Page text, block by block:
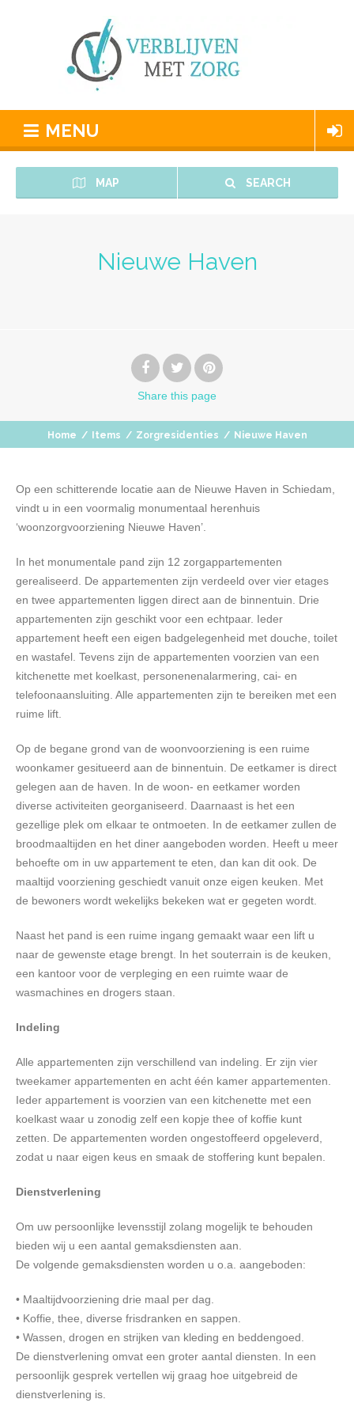
MENU
MAP SEARCH
Nieuwe Haven
Share this page
Home / Items / Zorgresidenties / Nieuwe Haven
Op een schitterende locatie aan de Nieuwe Haven in Schiedam,
vindt u in een voormalig monumentaal herenhuis
‘woonzorgvoorziening Nieuwe Haven’.
In het monumentale pand zijn 12 zorgappartementen
gerealiseerd. De appartementen zijn verdeeld over vier etages
en twee appartementen liggen direct aan de binnentuin. Drie
appartementen zijn geschikt voor een echtpaar. Ieder
appartement heeft een eigen badgelegenheid met douche, toilet
en wastafel. Tevens zijn de appartementen voorzien van een
kitchenette met koelkast, personenenalarmering, cai- en
telefoonaansluiting. Alle appartementen zijn te bereiken met een
ruime lift.
Op de begane grond van de woonvoorziening is een ruime
woonkamer gesitueerd aan de binnentuin. De eetkamer is direct
gelegen aan de haven. In de woon- en eetkamer worden
diverse activiteiten georganiseerd. Daarnaast is het een
gezellige plek om elkaar te ontmoeten. In de eetkamer zullen de
broodmaaltijden en het diner aangeboden worden. Heeft u meer
behoefte om in uw appartement te eten, dan kan dit ook. De
maaltijd voorziening geschiedt vanuit onze eigen keuken. Met
de bewoners wordt wekelijks bekeken wat er gegeten wordt.
Naast het pand is een ruime ingang gemaakt waar een lift u
naar de gewenste etage brengt. In het souterrain is de keuken,
een kantoor voor de verpleging en een ruimte waar de
wasmachines en drogers staan.
Indeling
Alle appartementen zijn verschillend van indeling. Er zijn vier
tweekamer appartementen en acht één kamer appartementen.
Ieder appartement is voorzien van een kitchenette met een
koelkast waar u zonodig zelf een kopje thee of koffie kunt
zetten. De appartementen worden ongestoffeerd opgeleverd,
zodat u naar eigen keus en smaak de stoffering kunt bepalen.
Dienstverlening
Om uw persoonlijke levensstijl zolang mogelijk te behouden
bieden wij u een aantal gemaksdiensten aan.
De volgende gemaksdiensten worden u o.a. aangeboden:
• Maaltijdvoorziening drie maal per dag.
• Koffie, thee, diverse frisdranken en sappen.
• Wassen, drogen en strijken van kleding en beddengoed.
De dienstverlening omvat een groter aantal diensten. In een
persoonlijk gesprek vertellen wij graag hoe uitgebreid de
dienstverlening is.